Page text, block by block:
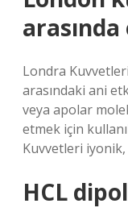
Londra
arasındaki ani
veya apolar
etmek için
Kuvvetleri
HCL